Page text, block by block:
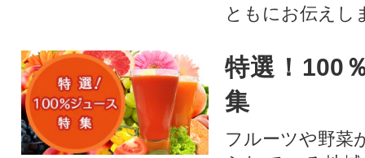
ともにお伝えし
特選！100
集
フルーツや野菜